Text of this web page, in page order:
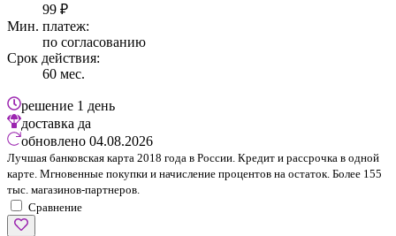
99 ₽
Мин. платеж:
по согласованию
Срок действия:
60 мес.
решение 1 день
доставка да
обновлено 04.08.2026
Лучшая банковская карта 2018 года в России. Кредит и рассрочка в одной
карте. Мгновенные покупки и начисление процентов на остаток. Более 155
тыс. магазинов-партнеров.
Сравнение